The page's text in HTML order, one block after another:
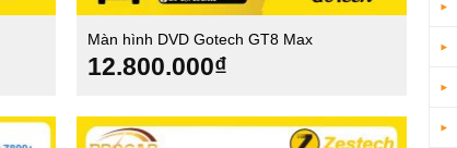
Màn hình DVD Gotech GT8 Max
12.800.000₫